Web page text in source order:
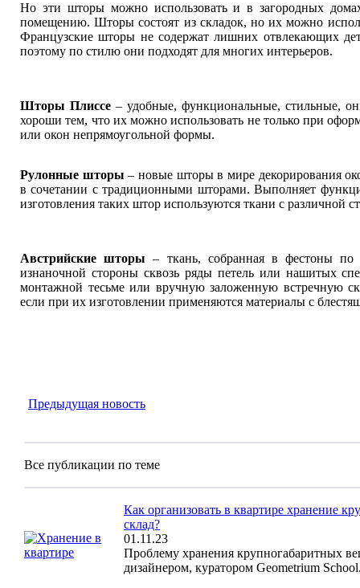
Но эти шторы можно использовать и в загородных
помещению. Шторы состоят из складок, но их можно
Французские шторы не содержат лишних отвлекающих
поэтому по стилю они подходят для многих интерьеров.
Шторы Плиссе – удобные, функциональные, стильные,
хороши тем, что их можно использовать не только при
или окон непрямоугольной формы.
Рулонные шторы – новые шторы в мире декорирования
в сочетании с традиционными шторами. Выполняет
изготовления таких штор используются ткани с различной
Австрийские шторы – ткань, собранная в фестоны
изнаночной стороны сквозь ряды петель или нашитых
монтажной тесьме или вручную заложенную встречную
если при их изготовлении применяются материалы с
Предыдущая новость
Все публикации по теме
Как организовать в квартире хранение
склад?
01.11.23
Проблему хранения крупногабаритных
дизайнером, куратором Geometrium